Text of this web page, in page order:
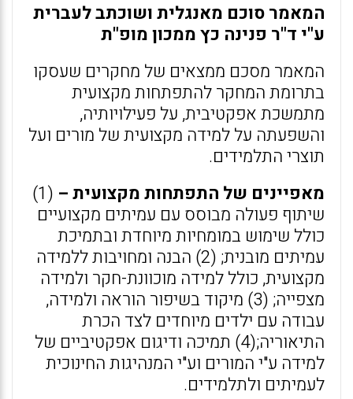
המאמר סוכם מאנגלית ושוכתב לעברית
ע"י ד"ר פנינה כץ ממכון מופ"ת
המאמר מסכם ממצאים של מחקרים שעסקו
בתרומת המחקר להתפתחות מקצועית
מתמשכת אפקטיבית, על פעילויותיה,
והשפעתה על למידה מקצועית של מורים ועל
תוצרי התלמידים.
מאפיינים של התפתחות מקצועית –
(1)
שיתוף פעולה מבוסס עם עמיתים מקצועיים
כולל שימוש במומחיות מיוחדת ובתמיכת
עמיתים מובנית; (2) הבנה ומחויבות ללמידה
מקצועית, כולל למידה מוכוונת-חקר ולמידה
מצפייה; (3) מיקוד בשיפור הוראה ולמידה,
עבודה עם ילדים מיוחדים לצד הכרת
התיאוריה;(4) תמיכה ודיגום אפקטיביים של
למידה ע"י המורים וע"י המנהיגות החינוכית
לעמיתים ולתלמידים.